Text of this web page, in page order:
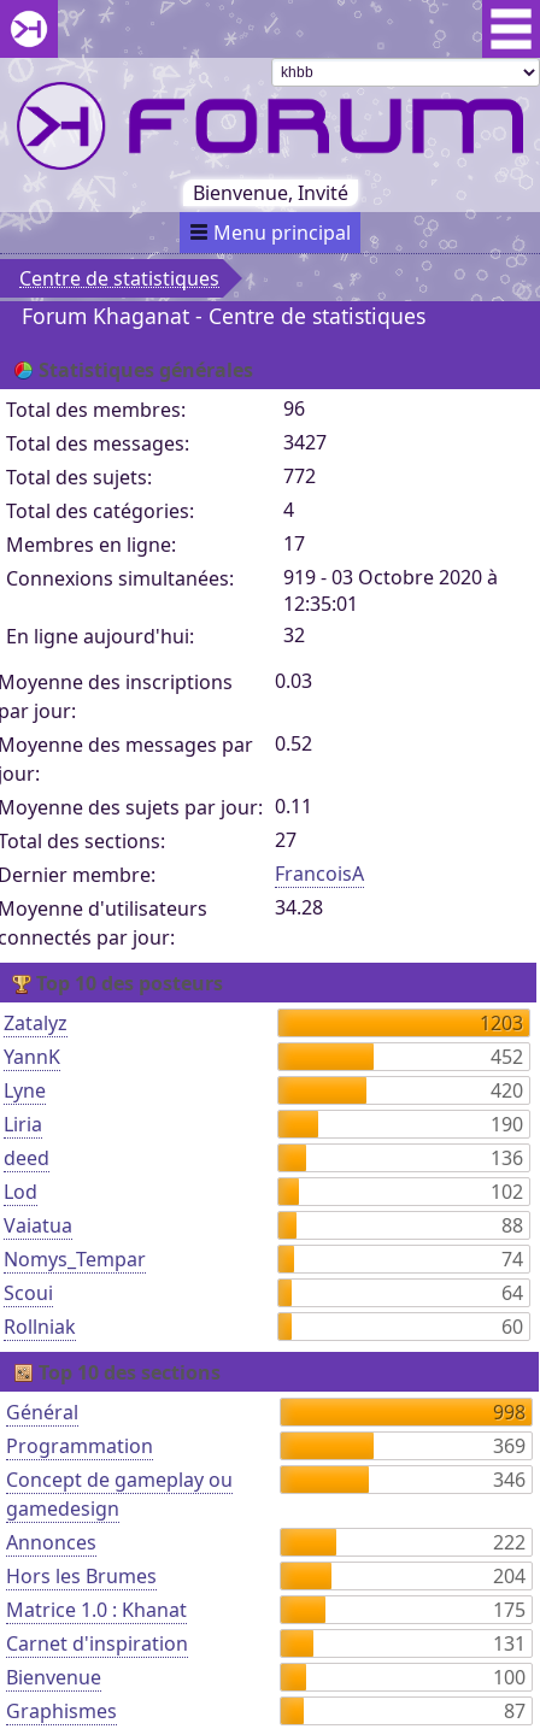
Aller au menu du forum
Aller au contenu du forum
Aller à la recherche dans le forum
Passer le
menu
Khaganat
Retour
au début
du menu
Khaganat
Bienvenue, Invité
Menu principal
Centre de statistiques
Forum Khaganat - Centre de statistiques
Statistiques générales
Total des membres:
96
Total des messages:
3427
Total des sujets:
772
Total des catégories:
4
Membres en ligne:
17
Connexions simultanées:
919 - 03 Octobre 2020 à
12:35:01
En ligne aujourd'hui:
32
des inscriptions
jour:
0.03
des messages par
0.52
des sujets par jour: 0.11
des sections:
27
membre:
FrancoisA
d'utilisateurs
par jour:
34.28
Top 10 des posteurs
Zatalyz
1203
YannK
452
Lyne
420
Liria
190
deed
136
Lod
102
Vaiatua
88
Nomys_Tempar
74
Scoui
64
Rollniak
60
Top 10 des sections
Général
998
Programmation
369
Concept de gameplay ou
gamedesign
346
Annonces
222
Hors les Brumes
204
Matrice 1.0 : Khanat
175
Carnet d'inspiration
131
Bienvenue
100
Graphismes
87